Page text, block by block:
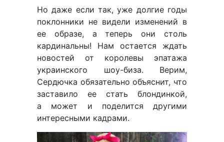
Но даже если так, уже долгие годы
поклонники не видели изменений в
ее образе, а теперь они столь
кардинальны! Нам остается ждать
новостей от королевы эпатажа
украинского шоу-биза. Верим,
Сердючка обязательно объяснит, что
заставило ее стать блондинкой,
а может и поделится другими
интересными кадрами.